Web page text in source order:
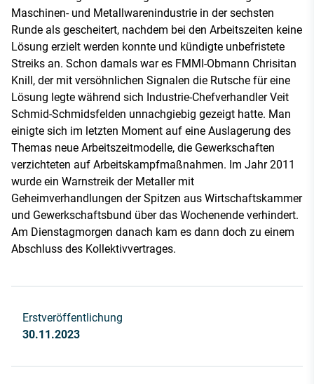
Maschinen- und Metallwarenindustrie in der sechsten
Runde als gescheitert, nachdem bei den Arbeitszeiten keine
Lösung erzielt werden konnte und kündigte unbefristete
Streiks an. Schon damals war es FMMI-Obmann Chrisitan
Knill, der mit versöhnlichen Signalen die Rutsche für eine
Lösung legte während sich Industrie-Chefverhandler Veit
Schmid-Schmidsfelden unnachgiebig gezeigt hatte. Man
einigte sich im letzten Moment auf eine Auslagerung des
Themas neue Arbeitszeitmodelle, die Gewerkschaften
verzichteten auf Arbeitskampfmaßnahmen. Im Jahr 2011
wurde ein Warnstreik der Metaller mit
Geheimverhandlungen der Spitzen aus Wirtschaftskammer
und Gewerkschaftsbund über das Wochenende verhindert.
Am Dienstagmorgen danach kam es dann doch zu einem
Abschluss des Kollektivvertrages.
Erstveröffentlichung
30.11.2023